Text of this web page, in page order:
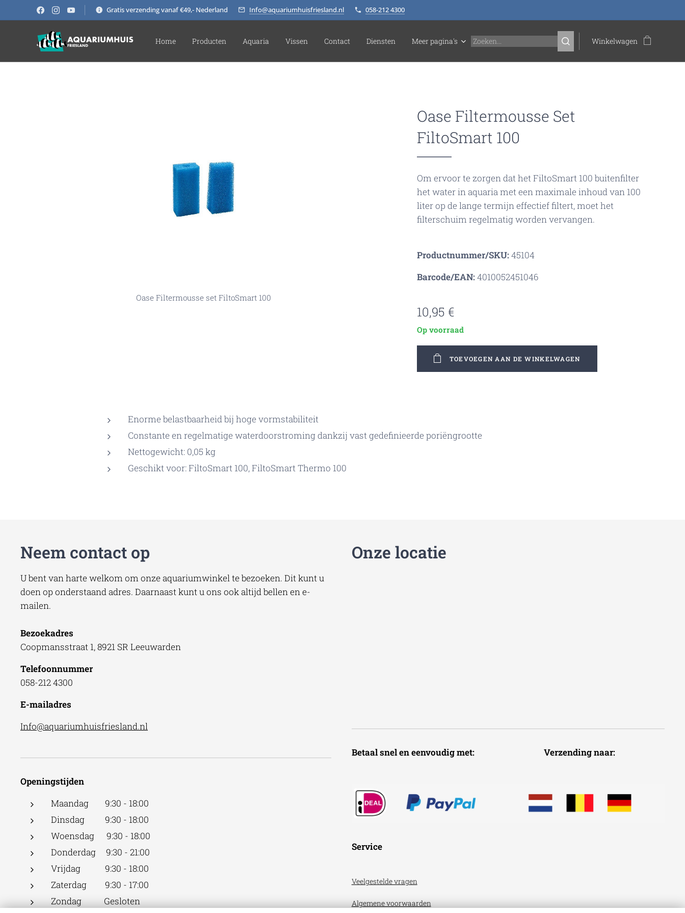
Gratis verzending vanaf €49,- Nederland Info@aquariumhuisfriesland.nl 058-212 4300
Home Producten Aquaria Vissen Contact Diensten Meer pagina's Winkelwagen
Oase Filtermousse Set
FiltoSmart 100
Oase Filtermousse set FiltoSmart 100
Om ervoor te zorgen dat het FiltoSmart 100 buitenfilter
het water in aquaria met een maximale inhoud van 100
liter op de lange termijn effectief filtert, moet het
filterschuim regelmatig worden vervangen.
Productnummer/SKU:45104
Barcode/EAN:4010052451046
10,95 €
Op voorraad
TOEVOEGEN AAN DE WINKELWAGEN
Enorme belastbaarheid bij hoge vormstabiliteit
Constante en regelmatige waterdoorstroming dankzij vast gedefinieerde poriëngrootte
Nettogewicht: 0,05 kg
Geschikt voor: FiltoSmart 100, FiltoSmart Thermo 100
Neem contact op
U bent van harte welkom om onze aquariumwinkel te bezoeken. Dit kunt u
doen op onderstaand adres. Daarnaast kunt u ons ook altijd bellen en e-
mailen.
Bezoekadres
Coopmansstraat 1, 8921 SR Leeuwarden
Telefoonnummer
058-212 4300
E-mailadres
Info@aquariumhuisfriesland.nl
Openingstijden
Maandag 9:30 - 18:00
Dinsdag 9:30 - 18:00
Woensdag 9:30 - 18:00
Donderdag 9:30 - 21:00
Vrijdag 9:30 - 18:00
Zaterdag 9:30 - 17:00
Zondag Gesloten
Onze locatie
Betaal snel en eenvoudig met: Verzending naar:
Service
Veelgestelde vragen
Algemene voorwaarden